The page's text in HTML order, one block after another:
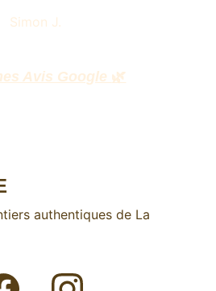
Simon J.
Avis Google 🌿
authentiques de La